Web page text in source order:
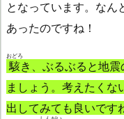
となっています。なん
あったのですね！
駭
おどろ
き、 ぶるぶると地震
ましょう。考えたくな
出してみても良いです